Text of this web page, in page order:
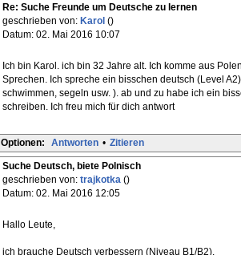
Re: Suche Freunde um Deutsche zu lernen
geschrieben von: Karol ()
Datum: 02. Mai 2016 10:07
Ich bin Karol. ich bin 32 Jahre alt. Ich komme aus
Sprechen. Ich spreche ein bisschen deutsch (Level
schwimmen, segeln usw. ). ab und zu habe ich ein
schreiben. Ich freu mich für dich antwort
Optionen: Antworten • Zitieren
Suche Deutsch, biete Polnisch
geschrieben von: trajkotka ()
Datum: 02. Mai 2016 12:05
Hallo Leute,
ich brauche Deutsch verbessern (Niveau B1/B2).